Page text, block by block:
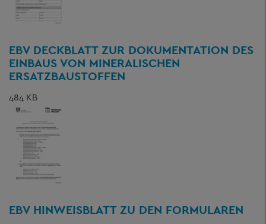
EBV DECKBLATT ZUR DOKUMENTATION DES
EINBAUS VON MINERALISCHEN
ERSATZBAUSTOFFEN
484 KB
EBV HINWEISBLATT ZU DEN FORMULAREN